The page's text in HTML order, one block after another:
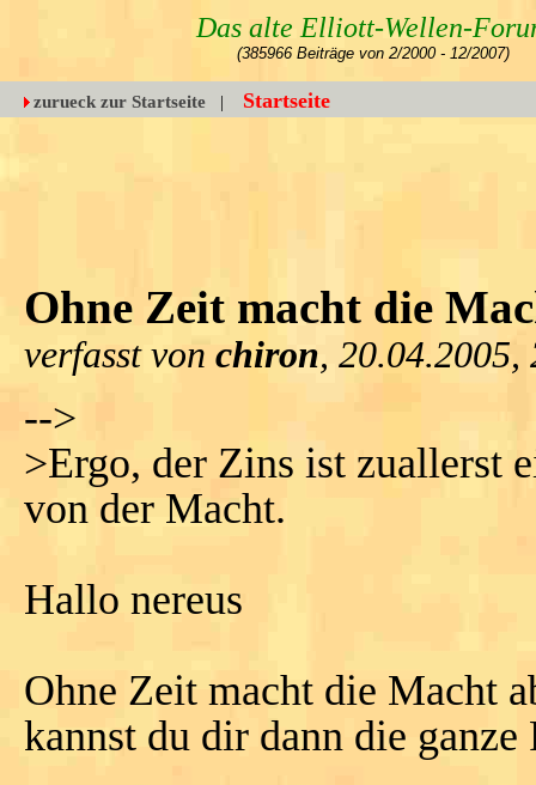
Das alte Elliott-Wellen-
(385966 Beiträge von 2/2000 - 12/2007)
zurueck zur Startseite | Startseite
Ohne Zeit macht die
verfasst von chiron, 20.04.2005,
-->
>Ergo, der Zins ist zuallerst
von der Macht.
Hallo nereus
Ohne Zeit macht die Macht
kannst du dir dann die ganze